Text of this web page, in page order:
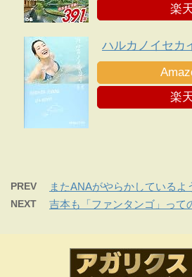
楽
ハルカノイセカ
楽
PREV またANAがやらかしているよ
NEXT 吉本も「ファンタンゴ」って